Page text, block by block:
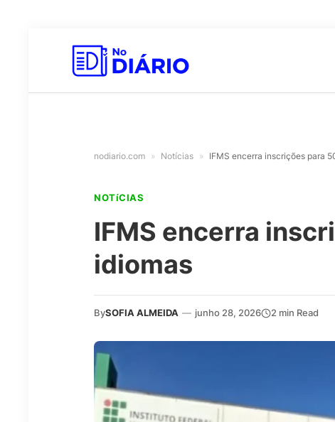
nodiario.com » Notícias » IFMS encerra inscrições para
NOTíCIAS
IFMS encerra
idiomas
BySOFIA ALMEIDA — junho 28, 2026 2 min Read